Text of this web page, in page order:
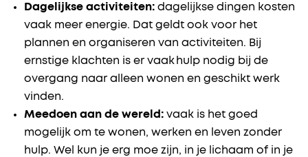
Dagelijkse activiteiten: dagelijkse dingen kosten
vaak meer energie. Dat geldt ook voor het
plannen en organiseren van activiteiten. Bij
ernstige klachten is er vaak hulp nodig bij de
overgang naar alleen wonen en geschikt werk
vinden.
Meedoen aan de wereld: vaak is het goed
mogelijk om te wonen, werken en leven zonder
hulp. Wel kun je erg moe zijn, in je lichaam of in je